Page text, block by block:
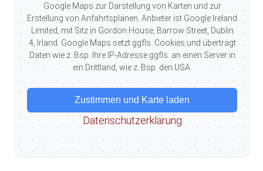
Google Maps zur Darstellung von Karten und zur
Erstellung von Anfahrtsplänen. Anbieter ist Google Ireland
Limited, mit Sitz in Gordon House, Barrow Street, Dublin
4, Irland. Google Maps setzt ggfls. Cookies und überträgt
Daten wie z. Bsp. Ihre IP-Adresse ggfls. an einen Server in
ein Drittland, wie z. Bsp. den USA.
Zustimmen und Karte laden
Datenschutzerklärung